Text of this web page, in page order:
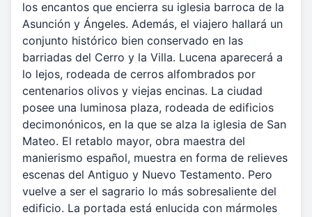
los encantos que encierra su iglesia barroca de la
Asunción y Ángeles. Además, el viajero hallará un
conjunto histórico bien conservado en las
barriadas del Cerro y la Villa. Lucena aparecerá a
lo lejos, rodeada de cerros alfombrados por
centenarios olivos y viejas encinas. La ciudad
posee una luminosa plaza, rodeada de edificios
decimonónicos, en la que se alza la iglesia de San
Mateo. El retablo mayor, obra maestra del
manierismo español, muestra en forma de relieves
escenas del Antiguo y Nuevo Testamento. Pero
vuelve a ser el sagrario lo más sobresaliente del
edificio. La portada está enlucida con mármoles